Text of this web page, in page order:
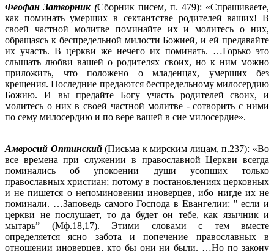
Феофан Затворник (Сборник писем, п. 479): «Спрашиваете,
как поминать умерших в сектантстве родителей ваших! В
своей частной молитве поминайте их и молитесь о них,
обращаясь к беспредельной милости Божией, и ей предавайте
их участь. В церкви же нечего их поминать. …Горько это
слышать любви вашей о родителях своих, но к ним можно
приложить, что положено о младенцах, умерших без
крещения. Последние предаются беспредельному милосердию
Божию. И вы предайте Богу участь родителей своих, и
молитесь о них в своей частной молитве - сотворить с ними
по сему милосердию и по вере вашей в сие милосердие».
Амвросий Оптинский(Письма к мирским лицам, п.237): «Во
все времена при служении в православной Церкви всегда
поминались об упокоении души усопших только
православных христиан; потому в постановлениях церковных
и не пишется о непоминовении иноверцев, ибо нигде их не
поминали. …Заповедь самого Господа в Евангелии: " если и
церкви не послушает, то да будет он тебе, как язычник и
мытарь” (Мф.18,17). Этими словами с тем вместе
определяется ясно забота и попечение православных в
отношении иноверцев, кто бы они ни были. …Но по закону